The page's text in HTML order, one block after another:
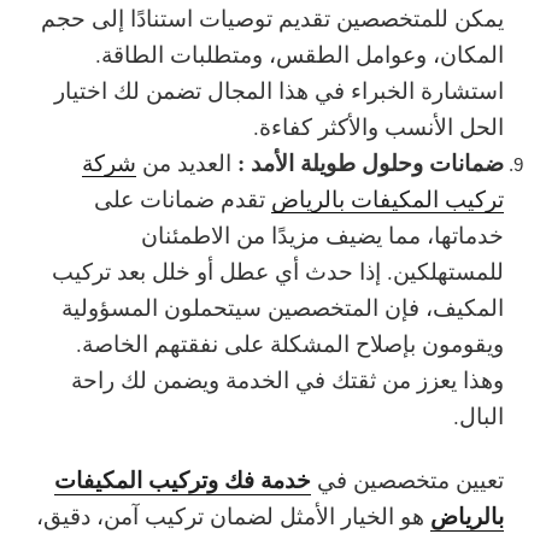
يمكن للمتخصصين تقديم توصيات استنادًا إلى حجم
المكان، وعوامل الطقس، ومتطلبات الطاقة.
استشارة الخبراء في هذا المجال تضمن لك اختيار
الحل الأنسب والأكثر كفاءة.
ضمانات وحلول طويلة الأمد : العديد من شركة
تركيب المكيفات بالرياض تقدم ضمانات على
خدماتها، مما يضيف مزيدًا من الاطمئنان
للمستهلكين. إذا حدث أي عطل أو خلل بعد تركيب
المكيف، فإن المتخصصين سيتحملون المسؤولية
ويقومون بإصلاح المشكلة على نفقتهم الخاصة.
وهذا يعزز من ثقتك في الخدمة ويضمن لك راحة
البال.
تعيين متخصصين في خدمة فك وتركيب المكيفات
بالرياض هو الخيار الأمثل لضمان تركيب آمن، دقيق،